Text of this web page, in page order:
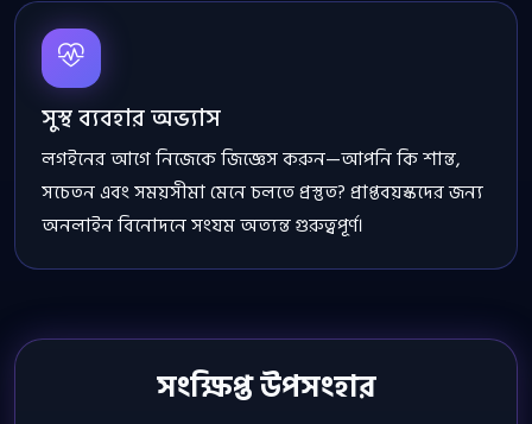
সুস্থ ব্যবহার অভ্যাস
লগইনের আগে নিজেকে জিজ্ঞেস করুন—আপনি কি শান্ত,
সচেতন এবং সময়সীমা মেনে চলতে প্রস্তুত? প্রাপ্তবয়স্কদের জন্য
অনলাইন বিনোদনে সংযম অত্যন্ত গুরুত্বপূর্ণ।
সংক্ষিপ্ত উপসংহার